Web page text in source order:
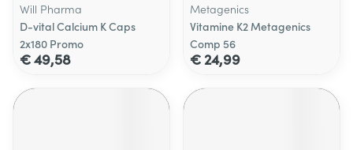
Will Pharma
D-vital Calcium K Caps
2x180 Promo
€ 49,58
Metagenics
Vitamine K2 Metagenics
Comp 56
€ 24,99